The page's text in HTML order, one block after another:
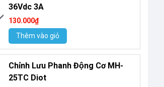
36Vdc 3A
130.000₫
Thêm vào giỏ
Chỉnh Lưu Phanh Động Cơ MH-
25TC Diot